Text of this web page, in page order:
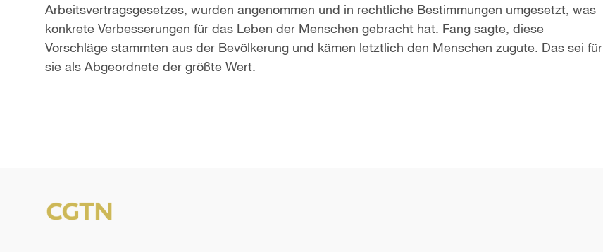
Arbeitsvertragsgesetzes, wurden angenommen und in rechtliche Bestimmungen umgesetzt, was
konkrete Verbesserungen für das Leben der Menschen gebracht hat. Fang sagte, diese
Vorschläge stammten aus der Bevölkerung und kämen letztlich den Menschen zugute. Das sei für
sie als Abgeordnete der größte Wert.